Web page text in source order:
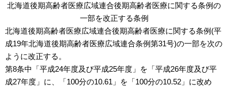
北海道後期高齢者医療広域連合後期高齢者医療に関する条例の
一部を改正する条例
北海道後期高齢者医療広域連合後期高齢者医療に関する条例(平
成19年北海道後期高齢者医療広域連合条例第31号)の一部を次の
ように改正する。
第8条中「平成24年度及び平成25年度」を「平成26年度及び平
成27年度」に、「100分の10.61」を「100分の10.52」に改め